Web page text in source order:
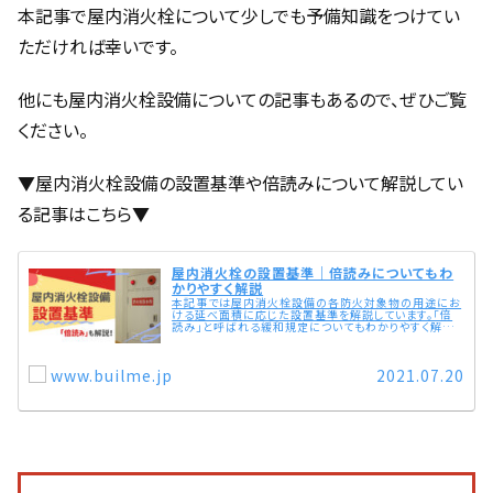
本記事で屋内消火栓について少しでも予備知識をつけてい
ただければ幸いです。
他にも屋内消火栓設備についての記事もあるので、ぜひご覧
ください。
▼屋内消火栓設備の設置基準や倍読みについて解説してい
る記事はこちら▼
屋内消火栓の設置基準｜倍読みについてもわ
かりやすく解説
本記事では屋内消火栓設備の各防火対象物の用途にお
ける延べ面積に応じた設置基準を解説しています。「倍
読み」と呼ばれる緩和規定についてもわかりやすく解説。
www.builme.jp 2021.07.20